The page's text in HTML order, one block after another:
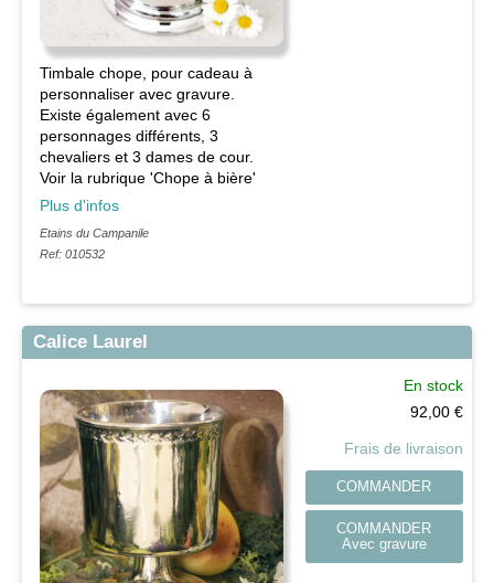
Timbale chope, pour cadeau à
personnaliser avec gravure.
Existe également avec 6
personnages différents, 3
chevaliers et 3 dames de cour.
Voir la rubrique 'Chope à bière'
Plus d'infos
Etains du Campanile
Ref: 010532
Calice Laurel
En stock
92,00 €
Frais de livraison
COMMANDER
COMMANDER
Avec gravure